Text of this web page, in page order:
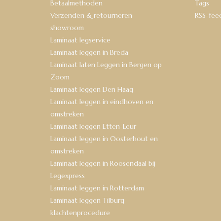
Betaalmethoden
Verzenden & retourneren
showroom
Laminaat legservice
Laminaat leggen in Breda
Laminaat laten Leggen in Bergen op
Zoom
Laminaat leggen Den Haag
Laminaat leggen in eindhoven en
omstreken
Laminaat leggen Etten-Leur
Laminaat leggen in Oosterhout en
omstreken
Laminaat leggen in Roosendaal bij
Legexpress
Laminaat leggen in Rotterdam
Laminaat leggen Tilburg
klachtenprocedure
Tags
RSS-